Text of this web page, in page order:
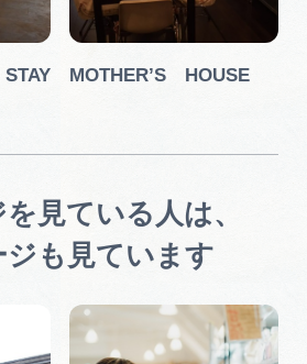
MOTHER’S HOUSE
見ている人は、
ジも見ています